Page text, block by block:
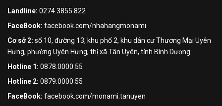
Landline: 0274.3855.822
FaceBook: facebook.com/nhahangmonami
Cơ sở 2: số 10, đường 13, khu phố 2, khu dân cư Thương Mại Uyên
Hưng, phường Uyên Hưng, thị xã Tân Uyên, tỉnh Bình Dương
Hotline 1: 0878.0000.55
Hotline 2: 0879.0000.55
FaceBook: facebook.com/monami.tanuyen